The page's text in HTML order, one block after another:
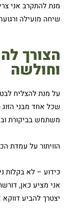
מנת להתקרב אני
שיחה מועילה
הצורך
וחולשה
על מנת להצליח
שכל אחד מבני
משתמש בביקורת
הוויתור על עמדת
כידוע – לא בקלות
אני מציע כאן,
יצטרך להביע